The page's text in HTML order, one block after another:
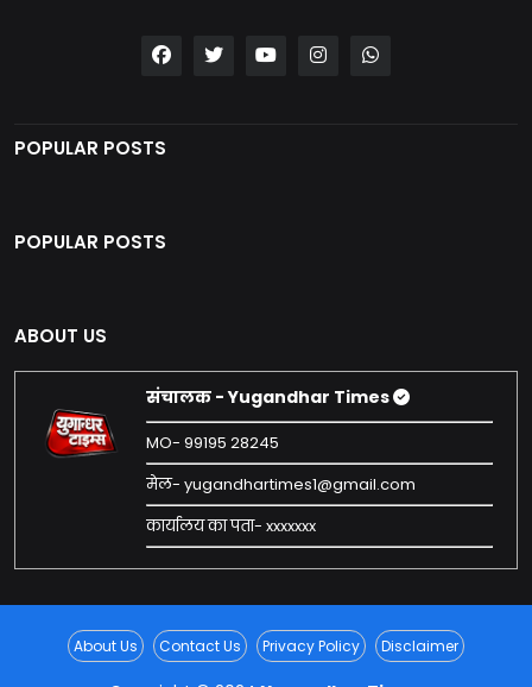
POPULAR POSTS
POPULAR POSTS
ABOUT US
संचालक - Yugandhar Times
MO- 99195 28245
मेल- yugandhartimes1@gmail.com
कार्यालय का पता- xxxxxxx
About Us Contact Us Privacy Policy Disclaimer